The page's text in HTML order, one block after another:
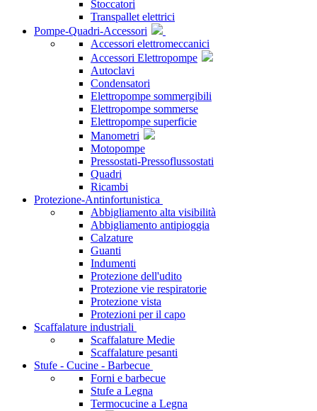
Stoccatori
Transpallet elettrici
Pompe-Quadri-Accessori
Accessori elettromeccanici
Accessori Elettropompe
Autoclavi
Condensatori
Elettropompe sommergibili
Elettropompe sommerse
Elettropompe superficie
Manometri
Motopompe
Pressostati-Pressoflussostati
Quadri
Ricambi
Protezione-Antinfortunistica
Abbigliamento alta visibilità
Abbigliamento antipioggia
Calzature
Guanti
Indumenti
Protezione dell'udito
Protezione vie respiratorie
Protezione vista
Protezioni per il capo
Scaffalature industriali
Scaffalature Medie
Scaffalature pesanti
Stufe - Cucine - Barbecue
Forni e barbecue
Stufe a Legna
Termocucine a Legna